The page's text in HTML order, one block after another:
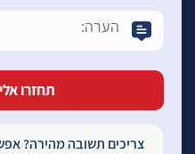
צריכים תשובה מהירה?